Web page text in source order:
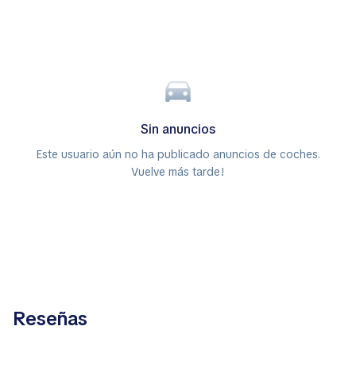
Sin anuncios
Este usuario aún no ha publicado anuncios de coches.
Vuelve más tarde!
Reseñas